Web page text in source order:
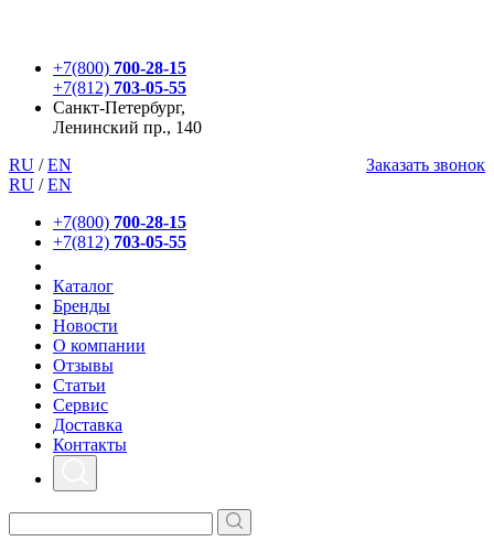
+7(800) 700-28-15
+7(812) 703-05-55
Санкт-Петербург,
Ленинский пр., 140
RU / EN
Заказать звонок
RU / EN
+7(800) 700-28-15
+7(812) 703-05-55
Каталог
Бренды
Новости
О компании
Отзывы
Статьи
Сервис
Доставка
Контакты